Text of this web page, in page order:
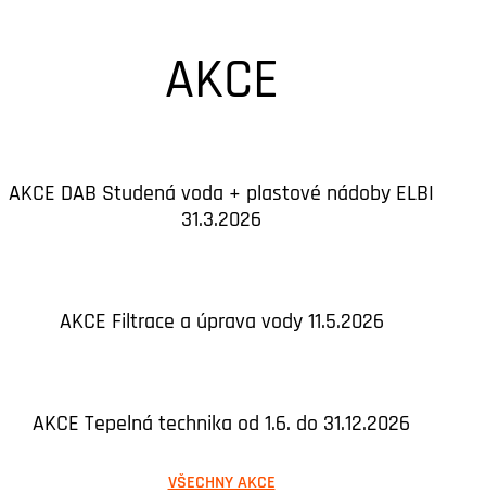
AKCE
AKCE DAB Studená voda + plastové nádoby ELBI
31.3.2026
AKCE Filtrace a úprava vody 11.5.2026
AKCE Tepelná technika od 1.6. do 31.12.2026
VŠECHNY AKCE